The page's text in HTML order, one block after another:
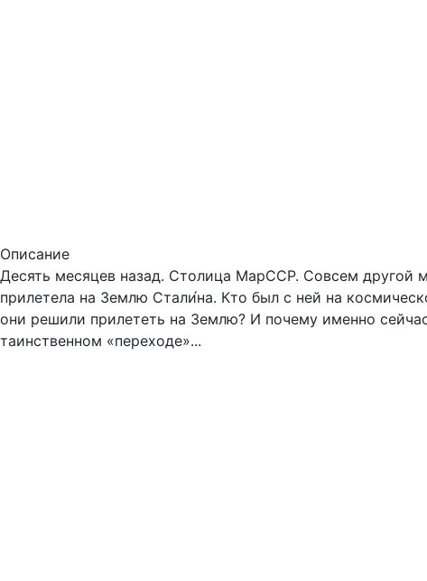
Описание
Десять месяцев назад. Столица МарССР. Совсем другой
прилетела на Землю Стали́на. Кто был с ней на
они решили прилететь на Землю? И почему именно
таинственном «переходе»...